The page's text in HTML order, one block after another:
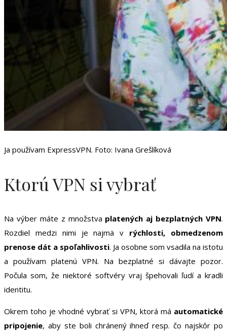
Ja používam ExpressVPN. Foto: Ivana Grešlíková
Ktorú VPN si vybrať
Na výber máte z množstva platených aj bezplatných VPN.
Rozdiel medzi nimi je najmä v rýchlosti, obmedzenom
prenose dát a spoľahlivosti. Ja osobne som vsadila na istotu
a používam platenú VPN. Na bezplatné si dávajte pozor.
Počula som, že niektoré softvéry vraj špehovali ľudí a kradli
identitu.
Okrem toho je vhodné vybrať si VPN, ktorá má automatické
pripojenie, aby ste boli chránený ihneď resp. čo najskôr po